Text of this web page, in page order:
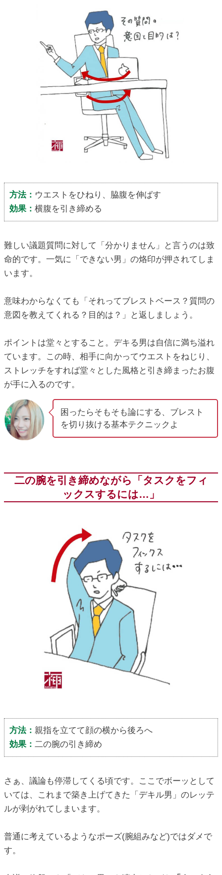
方法： ウエストをひねり、脇腹を伸ばす
効果： 横腹を引き締める
難しい議題質問に対して「分かりません」と言うのは致
命的です。一気に「できない男」の烙印が押されてしま
います。
意味わからなくても「それってブレストベース？質問の
意図を教えてくれる？目的は？」と返しましょう。
ポイントは堂々とすること。デキる男は自信に満ち溢れ
ています。この時、相手に向かってウエストをねじり、
ストレッチをすれば堂々とした風格と引き締まったお腹
が手に入るのです。
困ったらそもそも論にする、ブレスト
を切り抜ける基本テクニックよ
二の腕を引き締めながら「タスクをフィ
ックスするには…」
方法： 親指を立てて顔の横から後ろへ
効果： 二の腕の引き締め
さぁ、議論も停滞してくる頃です。ここでボーッとして
いては、これまで築き上げてきた「デキル男」のレッテ
ルが剥がれてしまいます。
普通に考えているようなポーズ(腕組みなど)ではダメで
す。